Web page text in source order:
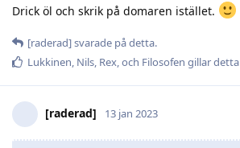
Drick öl och skrik på domaren istället.
[raderad]svarade på detta.
Lukkinen, Nils, Rex, och Filosofen gillar detta
[raderad] 13 jan 2023